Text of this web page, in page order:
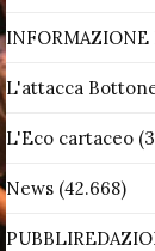
INFORMAZIONE
L'attacca
L'Eco cartaceo
News(42.668)